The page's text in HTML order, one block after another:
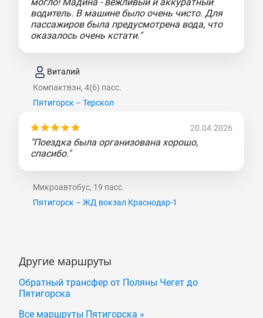
водитель. В машине было очень чисто. Для
пассажиров была предусмотрена вода, что
оказалось очень кстати."
Виталий
Компактвэн, 4(6) пасс.
Пятигорск – Терскол
20.04.2026
"Поездка была организована хорошо,
спасибо."
Микроавтобус, 19 пасс.
Пятигорск – ЖД вокзал Краснодар-1
Другие маршруты
Обратный трансфер от Поляны Чегет до
Пятигорска
Все маршруты Пятигорска »